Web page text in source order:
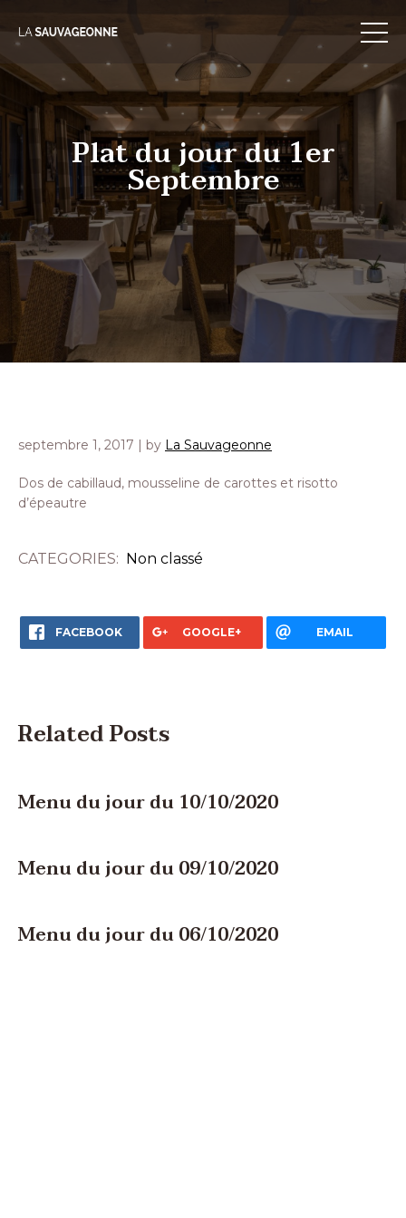
to
content
Plat du jour du 1er
Septembre
septembre 1, 2017 | by La Sauvageonne
Dos de cabillaud, mousseline de carottes et risotto
d’épeautre
CATEGORIES: Non classé
FACEBOOK GOOGLE+ EMAIL
Related Posts
Menu du jour du 10/10/2020
Menu du jour du 09/10/2020
Menu du jour du 06/10/2020